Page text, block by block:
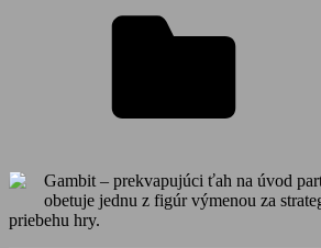
Gambit – prekvapujúci ťah na úvod
obetuje jednu z figúr výmenou za
priebehu hry.